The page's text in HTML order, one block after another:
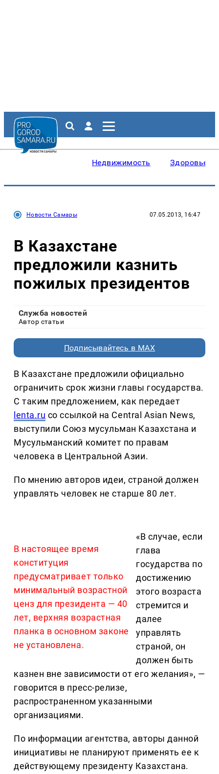
Недвижимость Здоровье
Новости Самары 07.05.2013, 16:47
В Казахстане
предложили казнить
пожилых президентов
Служба новостей
Автор статьи
Подписывайтесь в MAX
В Казахстане предложили официально
ограничить срок жизни главы государства.
С таким предложением, как передает
lenta.ru со ссылкой на Central Asian News,
выступили Союз мусульман Казахстана и
Мусульманский комитет по правам
человека в Центральной Азии.
По мнению авторов идеи, страной должен
управлять человек не старше 80 лет.
В настоящее время
конституция
предусматривает только
минимальный возрастной
ценз для президента — 40
лет, верхняя возрастная
планка в основном законе
не установлена.
«В случае, если
глава
государства по
достижению
этого возраста
стремится и
далее
управлять
страной, он
должен быть
казнен вне зависимости от его желания», —
говорится в пресс-релизе,
распространенном указанными
организациями.
По информации агентства, авторы данной
инициативы не планируют применять ее к
действующему президенту Казахстана.